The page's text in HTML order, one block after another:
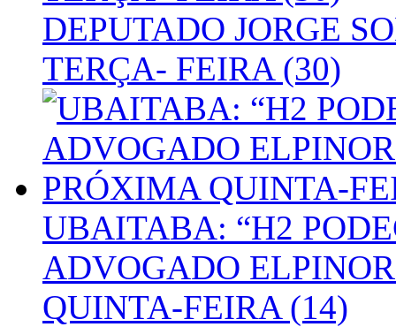
DEPUTADO JORGE
TERÇA- FEIRA (30)
UBAITABA: “H2
ADVOGADO
QUINTA-FEIRA (14)